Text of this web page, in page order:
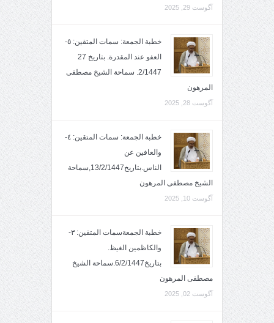
آگوست 29, 2025
خطبة الجمعة: سمات المتقين: ٥-
العفو عند المقدرة. بتاريخ 27
2/1447. سماحة الشيخ مصطفى
المرهون
آگوست 28, 2025
خطبة الجمعة: سمات المتقين: ٤-
والعافين عن
الناس.بتاريخ13/2/1447,سماحة
الشيخ مصطفى المرهون
آگوست 10, 2025
خطبة الجمعةسمات المتقين: ٣-
والكاظمين الغيظ.
بتاريخ6/2/1447.سماحة الشيخ
مصطفى المرهون
آگوست 02, 2025